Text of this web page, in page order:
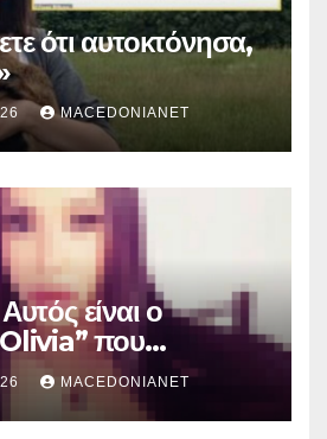
ότι αυτοκτόνησα,
MACEDONIANET
είναι ο
που
για τον θάνατο της
MACEDONIANET